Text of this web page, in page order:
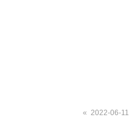
« 2022-06-11